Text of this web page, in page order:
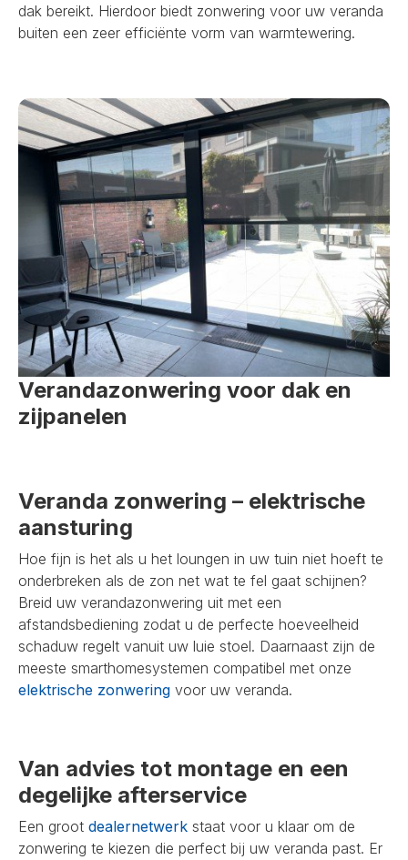
dak bereikt. Hierdoor biedt zonwering voor uw veranda
buiten een zeer efficiënte vorm van warmtewering.
Verandazonwering voor dak en
zijpanelen
Veranda zonwering – elektrische
aansturing
Hoe fijn is het als u het loungen in uw tuin niet hoeft te
onderbreken als de zon net wat te fel gaat schijnen?
Breid uw verandazonwering uit met een
afstandsbediening zodat u de perfecte hoeveelheid
schaduw regelt vanuit uw luie stoel. Daarnaast zijn de
meeste smarthomesystemen compatibel met onze
elektrische zonwering voor uw veranda.
Van advies tot montage en een
degelijke afterservice
Een groot dealernetwerk staat voor u klaar om de
zonwering te kiezen die perfect bij uw veranda past. Er